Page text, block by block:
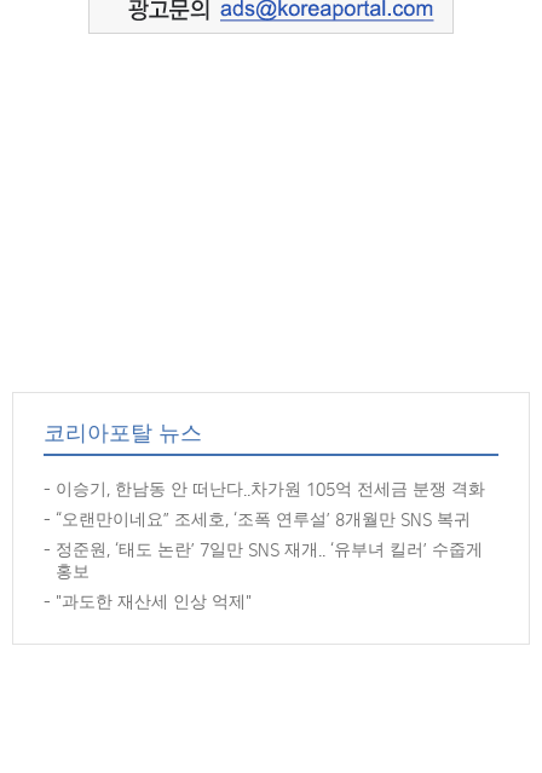
코리아포탈 뉴스
이승기, 한남동 안 떠난다..차가원 105억 전세금 분쟁 격화
“오랜만이네요” 조세호, ‘조폭 연루설’ 8개월만 SNS 복귀
정준원, ‘태도 논란’ 7일만 SNS 재개.. ‘유부녀 킬러’ 수줍게
홍보
"과도한 재산세 인상 억제"